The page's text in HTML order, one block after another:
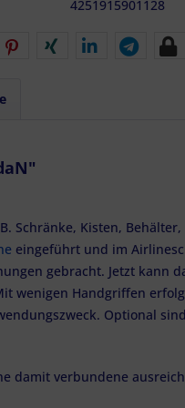
4251915901128
Schränke, Kisten,
eingeführt und im
gebracht. Jetzt kann
wenigen Handgriffen
Optional
damit verbundene